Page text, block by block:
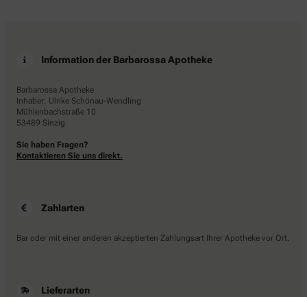
Information der Barbarossa Apotheke
Barbarossa Apotheke
Inhaber: Ulrike Schönau-Wendling
Mühlenbachstraße 10
53489 Sinzig
Sie haben Fragen?
Kontaktieren Sie uns direkt.
Zahlarten
Bar oder mit einer anderen akzeptierten Zahlungsart Ihrer Apotheke vor Ort.
Lieferarten